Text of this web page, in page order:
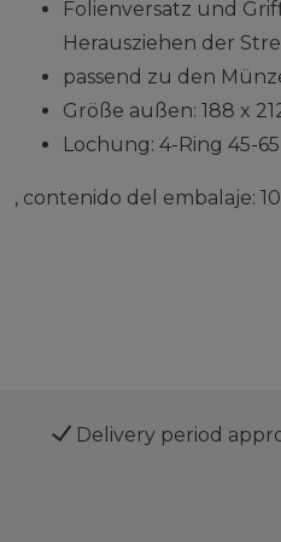
Folienversatz und
Herausziehen der
passend zu den
Größe außen: 188 x
Lochung: 4-Ring 45-
, contenido del embalaje:
Delivery period